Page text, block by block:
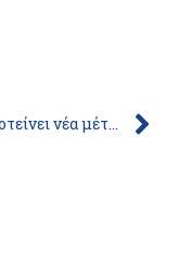
Δίκαιη φορολογία: η Ευρωπαϊκή Επιτροπή προτείνει νέα μέτρα για την πάταξη της φοροαποφυγής των εταιρειών